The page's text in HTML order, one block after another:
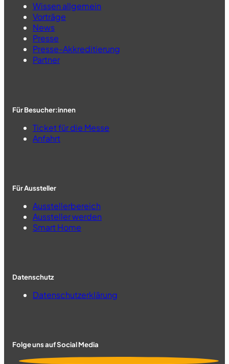
Wissen allgemein
Vorträge
News
Presse
Presse-Akkreditierung
Partner
Für Besucher:innen
Ticket für die Messe
Anfahrt
Für Aussteller
Ausstellerbereich
Aussteller werden
Smart Home
Datenschutz
Datenschutzerklärung
Folge uns auf Social Media